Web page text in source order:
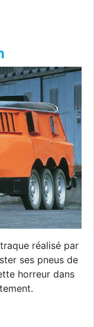
réalisé par
ses pneus de
horreur dans